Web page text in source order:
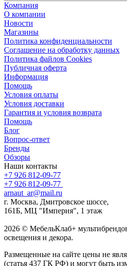
Компания
О компании
Новости
Магазины
Политика конфиденциальности
Соглашение на обработку данных
Политика файлов Cookies
Публичная оферта
Информация
Помощь
Условия оплаты
Условия доставки
Гарантия и условия возврата
Помощь
Блог
Вопрос-ответ
Бренды
Обзоры
Наши контакты
+7 926 812-09-77
+7 926 812-09-77
arnaut_ar@mail.ru
г. Москва, Дмитровское шоссе,
161Б, МЦ "Империя", 1 этаж
2026 © МебельКлаб+
освещения и декора.
Размещенные на сайте цены не
(статья 437 ГК РФ) и могут быть